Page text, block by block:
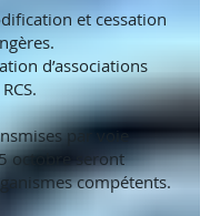
et cessation
d’associations
par voie
octobre seront
compétents.